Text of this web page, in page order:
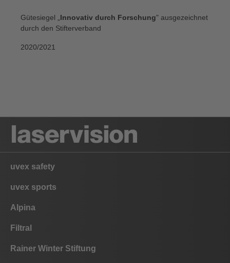
Gütesiegel „ Innovativ durch Forschung" ausgezeichnet
durch den Stifterverband
2020/2021
uvex safety
uvex sports
Alpina
Filtral
Rainer Winter Stiftung